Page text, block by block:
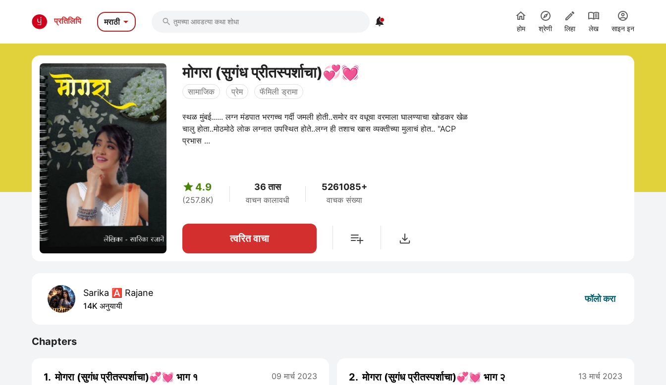
प्रतिलिपि मराठी  
होम श्रेणी लिहा लेख साइन इन
मोगरा (सुगंध प्रीतस्पर्शाचा)💞💓
सामाजिक प्रेम फॅमिली ड्रामा
स्थळ मुंबई...... लग्न मंडपात भरगच्च गर्दी जमली होती..समोर वर वधूचा वरमाला घालण्याचा खोडकर खेळ
चालु होता..मोठमोठे लोक लग्नात उपस्थित होते..लग्न ही तशाच खास व्यक्तीच्या मुलाचं होत.. "ACP
प्रभास ...
 4.9
(257.8K)
36 तास
वाचन कालावधी
5261085+
वाचक संख्या
त्वरित वाचा
Sarika 🅰️ Rajane
14K अनुयायी
फॉलो करा
Chapters
1. मोगरा (सुगंध प्रीतस्पर्शाचा)💞💓 भाग १ 09 मार्च 2023 2. मोगरा (सुगंध प्रीतस्पर्शाचा)💞💓 भाग २ 13 मार्च 2023